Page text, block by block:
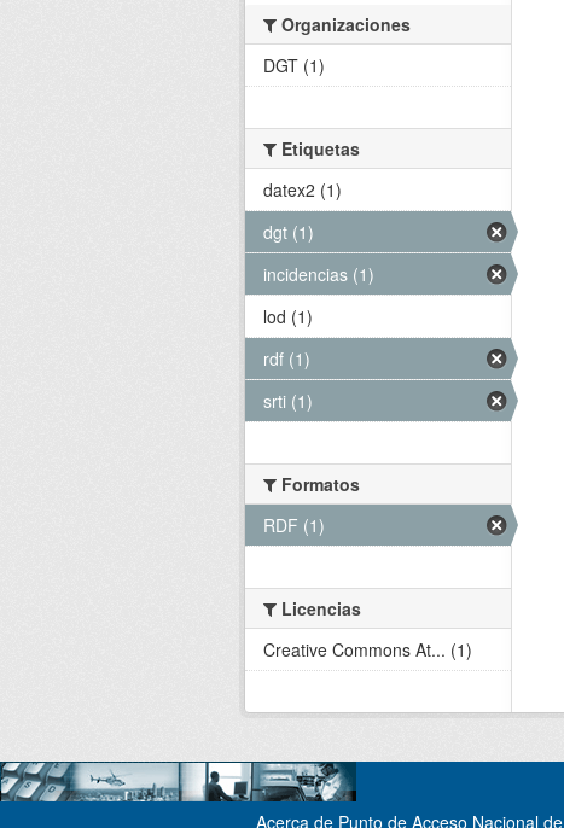
Organizaciones
DGT (1)
Etiquetas
datex2 (1)
dgt (1)
incidencias (1)
lod (1)
rdf (1)
srti (1)
Formatos
RDF (1)
Licencias
Creative Commons At... (1)
Acerca de Punto de Acceso Nacional